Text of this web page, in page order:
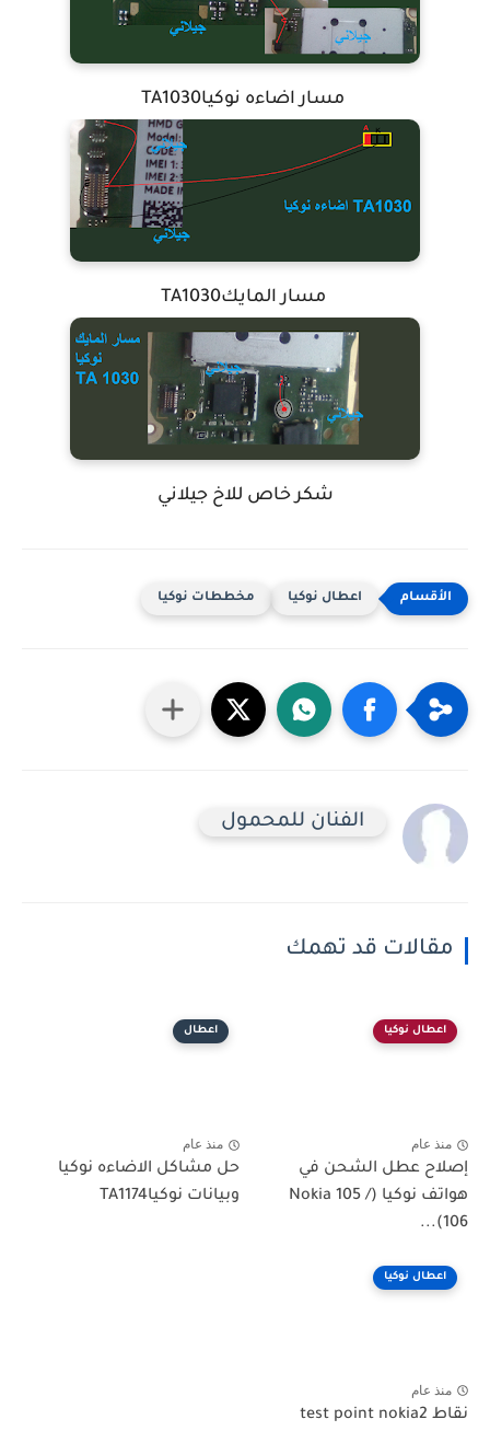
مسار اضاءه نوكياTA1030
مسار المايكTA1030
شكر خاص للاخ جيلاني
اعطال نوكيا مخططات نوكيا
الفنان للمحمول
مقالات قد تهمك
اعطال نوكيا
منذ عام
إصلاح عطل الشحن في
هواتف نوكيا (Nokia 105 /
106)...
اعطال
منذ عام
حل مشاكل الاضاءه نوكيا
وبيانات نوكياTA1174
اعطال نوكيا
منذ عام
نقاط test point nokia2